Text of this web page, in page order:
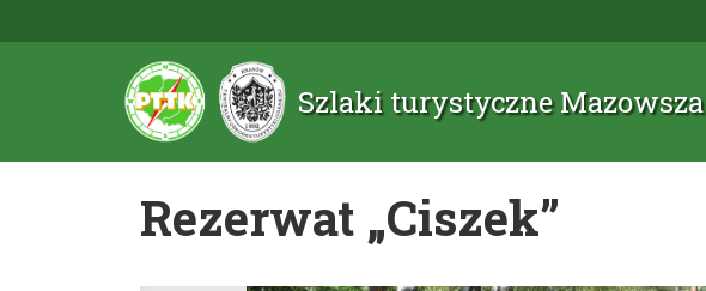
Szlaki turystyczne Mazowsza
Rezerwat „Ciszek”